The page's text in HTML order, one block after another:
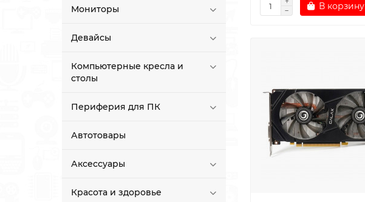
Мониторы
Девайсы
Компьютерные кресла и
столы
Периферия для ПК
Автотовары
Аксессуары
Красота и здоровье
В корзину